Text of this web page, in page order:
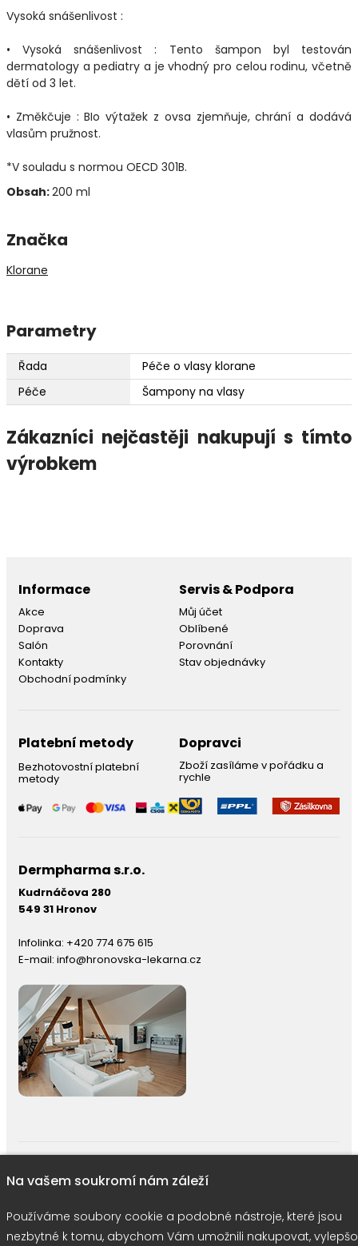
Vysoká snášenlivost :
• Vysoká snášenlivost : Tento šampon byl testován
dermatology a pediatry a je vhodný pro celou rodinu, včetně
dětí od 3 let.
• Změkčuje : BIo výtažek z ovsa zjemňuje, chrání a dodává
vlasům pružnost.
*V souladu s normou OECD 301B.
Obsah:200 ml
Značka
Klorane
Parametry
Řada
Péče o vlasy klorane
Péče
Šampony na vlasy
Zákazníci nejčastěji nakupují s tímto
výrobkem
Informace
Akce
Doprava
Salón
Kontakty
Obchodní podmínky
Servis & Podpora
Můj účet
Oblíbené
Porovnání
Stav objednávky
Platební metody
Bezhotovostní platební
metody
Dopravci
Zboží zasíláme v pořádku a
rychle
Dermpharma s.r.o.
Kudrnáčova 280
549 31 Hronov
Infolinka: +420 774 675 615
E-mail: info@hronovska-lekarna.cz
Používáme soubory cookie
Na vašem soukromí nám záleží
Používáme soubory cookie a podobné nástroje, které jsou
nezbytné k tomu, abychom Vám umožnili nakupovat,